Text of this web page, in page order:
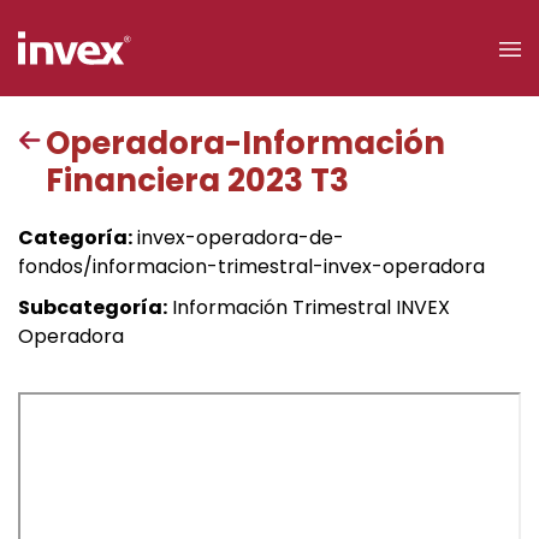
Acceso a
Buscar
Personas
Operadora-Información
Financiera 2023 T3
Categoría:invex-operadora-de-
fondos/informacion-trimestral-invex-operadora
Subcategoría: Información Trimestral INVEX
Operadora